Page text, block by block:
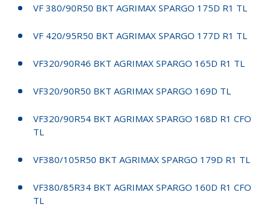
VF 380/90R50 BKT AGRIMAX SPARGO 175D R1 TL
VF 420/95R50 BKT AGRIMAX SPARGO 177D R1 TL
VF320/90R46 BKT AGRIMAX SPARGO 165D R1 TL
VF320/90R50 BKT AGRIMAX SPARGO 169D TL
VF320/90R54 BKT AGRIMAX SPARGO 168D R1 CFO
TL
VF380/105R50 BKT AGRIMAX SPARGO 179D R1 TL
VF380/85R34 BKT AGRIMAX SPARGO 160D R1 CFO
TL